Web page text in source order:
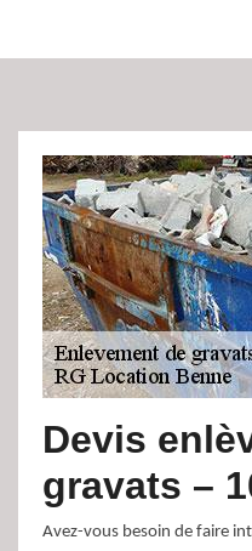
Devis
gravats –
Avez-vous besoin de faire